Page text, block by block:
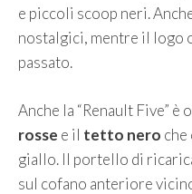
e piccoli scoop neri.
nostalgici, mentre il logo
passato.
Anche la “Renault Five”
rosse e il tetto nero
giallo. Il portello di
sul cofano anteriore